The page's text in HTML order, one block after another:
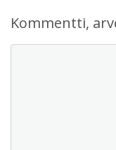
Kommentti,